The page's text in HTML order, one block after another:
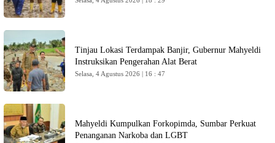
Tinjau Lokasi Terdampak Banjir, Gubernur Mahyeldi
Instruksikan Pengerahan Alat Berat
Selasa, 4 Agustus 2026 | 16 : 47
Mahyeldi Kumpulkan Forkopimda, Sumbar Perkuat
Penanganan Narkoba dan LGBT